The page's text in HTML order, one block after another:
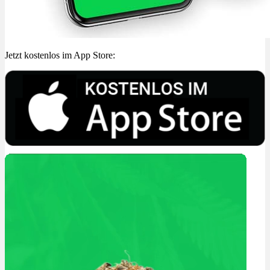
Jetzt kostenlos im App Store: